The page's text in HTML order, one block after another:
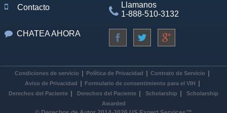
Contacto
Llamanos
1-888-510-3132
CHATEA AHORA
Condiciones de servicio Política de Privacidad
Contrato de Servicio
Aviso de Privacidad
Formulario de consentimiento para el VIH
Derechos del Paciente
Derechos del Paciente Scholarship
Scholarship
Awarded